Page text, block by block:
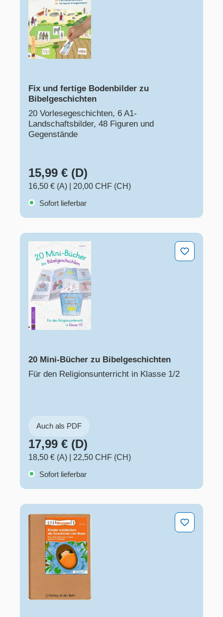
Fix und fertige Bodenbilder zu
Bibelgeschichten
20 Vorlesegeschichten, 6 A1-
Landschaftsbilder, 48 Figuren und
Gegenstände
15,99 € (D)
16,50 € (A)
20,00 CHF (CH)
Sofort lieferbar
20 Mini-Bücher zu Bibelgeschichten
20 Mini-Bücher zu Bibelgeschichten
Für den Religionsunterricht in Klasse 1/2
Auch als PDF
17,99 € (D)
18,50 € (A)
22,50 CHF (CH)
Sofort lieferbar
Kinder entdecken die Geschichte von Mose – Klasse